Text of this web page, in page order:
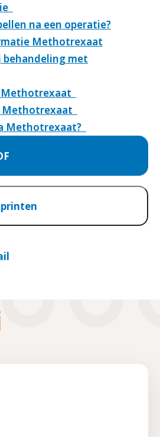
na een operatie?
Methotrexaat
met
Methotrexaat
Methotrexaat?